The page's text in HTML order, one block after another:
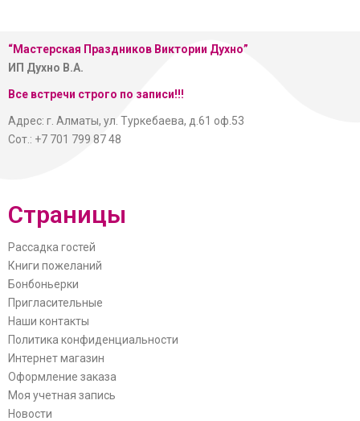
“Мастерская Праздников Виктории Духно”
ИП Духно В.А.
Все встречи строго по записи!!!
Адрес: г. Алматы, ул. Туркебаева, д.61 оф.53
Сот.: +7 701 799 87 48
Страницы
Рассадка гостей
Книги пожеланий
Бонбоньерки
Пригласительные
Наши контакты
Политика конфиденциальности
Интернет магазин
Оформление заказа
Моя учетная запись
Новости